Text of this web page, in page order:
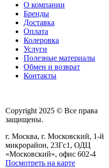
О компании
Бренды
Доставка
Оплата
Колеровка
Услуги
Полезные материалы
Обмен и возврат
Контакты
Copyright 2025 © Все права
защищены.
г. Москва, г. Московский, 1-й
микрорайон, 23Гс1, ОДЦ
«Московский», офис 602-4
Посмотреть на карте